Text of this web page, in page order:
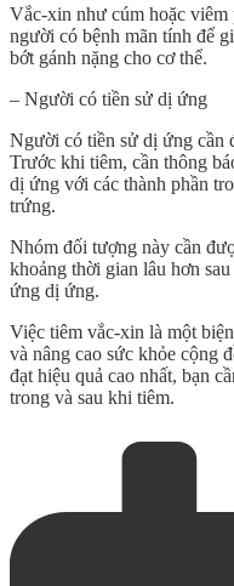
Vắc-xin như cúm hoặc
người có bệnh mãn tính để
bớt gánh nặng cho cơ thể.
– Người có tiền sử dị ứng
Người có tiền sử dị ứng cần
Trước khi tiêm, cần thông
dị ứng với các thành phần
trứng.
Nhóm đối tượng này cần
khoảng thời gian lâu hơn
ứng dị ứng.
Việc tiêm vắc-xin là một
và nâng cao sức khỏe cộng
đạt hiệu quả cao nhất, bạn
trong và sau khi tiêm.